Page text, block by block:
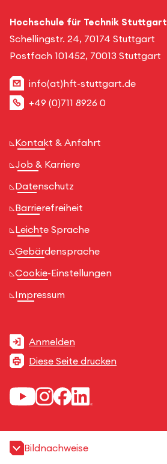
Hochschule für Technik Stuttgart
Schellingstr. 24, 70174 Stuttgart
Postfach 101452, 70013 Stuttgart
info(at)hft-stuttgart.de
+49 (0)711 8926 0
Kontakt & Anfahrt
Job & Karriere
Datenschutz
Barrierefreiheit
Leichte Sprache
Gebärdensprache
Cookie-Einstellungen
Impressum
Anmelden
Diese Seite drucken
Bildnachweise